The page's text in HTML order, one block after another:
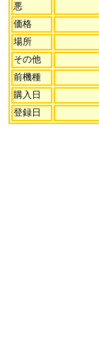
悪
価格
場所
その他
前機種
購入日
登録日